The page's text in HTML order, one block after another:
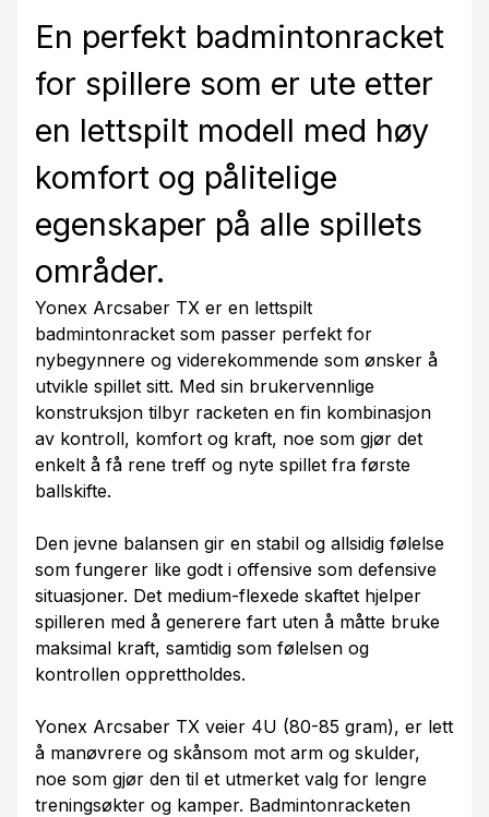
En perfekt badmintonracket
for spillere som er ute etter
en lettspilt modell med høy
komfort og pålitelige
egenskaper på alle spillets
områder.
Yonex Arcsaber TX er en lettspilt
badmintonracket som passer perfekt for
nybegynnere og viderekommende som ønsker å
utvikle spillet sitt. Med sin brukervennlige
konstruksjon tilbyr racketen en fin kombinasjon
av kontroll, komfort og kraft, noe som gjør det
enkelt å få rene treff og nyte spillet fra første
ballskifte.
Den jevne balansen gir en stabil og allsidig følelse
som fungerer like godt i offensive som defensive
situasjoner. Det medium-flexede skaftet hjelper
spilleren med å generere fart uten å måtte bruke
maksimal kraft, samtidig som følelsen og
kontrollen opprettholdes.
Yonex Arcsaber TX veier 4U (80-85 gram), er lett
å manøvrere og skånsom mot arm og skulder,
noe som gjør den til et utmerket valg for lengre
treningsøkter og kamper. Badmintonracketen